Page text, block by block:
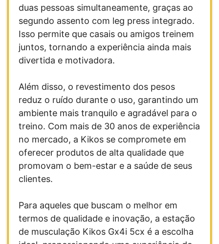
duas pessoas simultaneamente, graças ao
segundo assento com leg press integrado.
Isso permite que casais ou amigos treinem
juntos, tornando a experiência ainda mais
divertida e motivadora.
Além disso, o revestimento dos pesos
reduz o ruído durante o uso, garantindo um
ambiente mais tranquilo e agradável para o
treino. Com mais de 30 anos de experiência
no mercado, a Kikos se compromete em
oferecer produtos de alta qualidade que
promovam o bem-estar e a saúde de seus
clientes.
Para aqueles que buscam o melhor em
termos de qualidade e inovação, a estação
de musculação Kikos Gx4i 5cx é a escolha